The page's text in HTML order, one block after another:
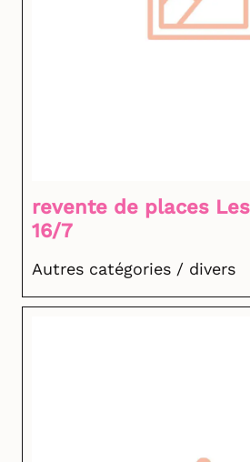
revente de places
16/7
Autres catégories / divers